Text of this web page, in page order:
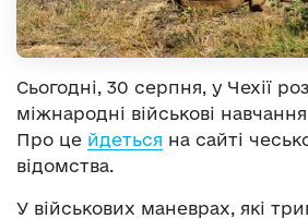
Сьогодні, 30 серпня, у Чехії
міжнародні військові
Про це йдеться на сайті
відомства.
У військових маневрах, які